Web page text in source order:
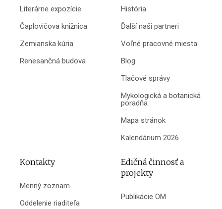
Literárne expozície
Čaplovičova knižnica
Zemianska kúria
Renesančná budova
História
Ďalší naši partneri
Voľné pracovné miesta
Blog
Tlačové správy
Mykologická a botanická
poradňa
Mapa stránok
Kalendárium 2026
Kontakty
Menný zoznam
Oddelenie riaditeľa
Edičná činnosť a
projekty
Publikácie OM